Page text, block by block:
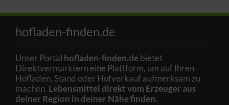
hofladen-finden.de
Unser Portal hofladen-finden.debietet
Direktvermarktern eine Plattform, um auf Ihren
Hofladen, Stand oder Hofverkauf aufmerksam zu
machen. Lebensmittel direkt vom Erzeuger aus
deiner Region in deiner Nähe finden.